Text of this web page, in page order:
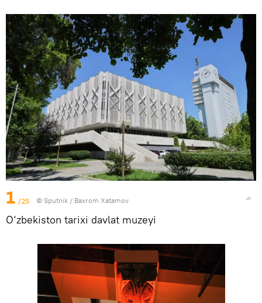
1 /25 © Sputnik / Baxrom Xatamov
O‘zbekiston tarixi davlat muzeyi